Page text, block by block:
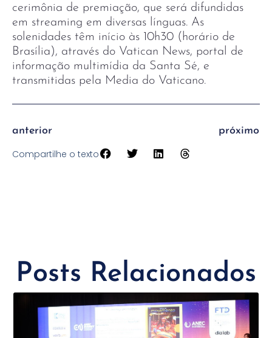
cerimônia de premiação, que será difundidas
em streaming em diversas línguas. As
solenidades têm início às 10h30 (horário de
Brasília), através do Vatican News, portal de
informação multimídia da Santa Sé, e
transmitidas pela Media do Vaticano.
anterior próximo
Compartilhe o texto
Posts Relacionados